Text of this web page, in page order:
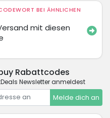
BEI ÄHNLICHEN
mit diesen
Rabattcodes
Newsletter anmeldest
Melde dich an